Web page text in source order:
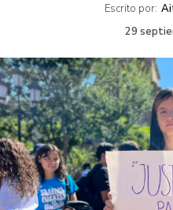
Escrito por:
29